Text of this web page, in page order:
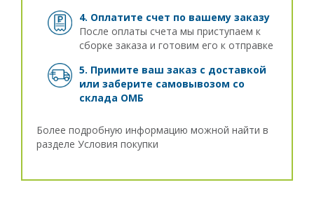
4. Оплатите счет по вашему заказу
После оплаты счета мы приступаем к
сборке заказа и готовим его к отправке
5. Примите ваш заказ с доставкой
или заберите самовывозом со
склада ОМБ
Более подробную информацию можной найти в
разделе Условия покупки